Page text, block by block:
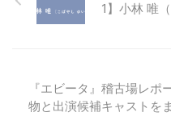
1】小林 唯
『エビータ』稽古場レポ
物と出演候補キャストを